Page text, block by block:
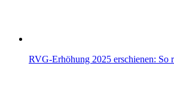
RVG-Erhöhung 2025 erschienen: